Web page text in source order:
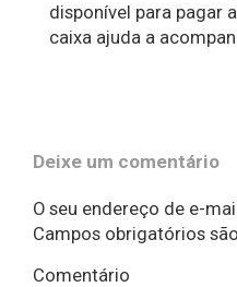
disponível para pagar
caixa ajuda a
Deixe um comentário
O seu endereço de e-
Campos obrigatórios
Comentário